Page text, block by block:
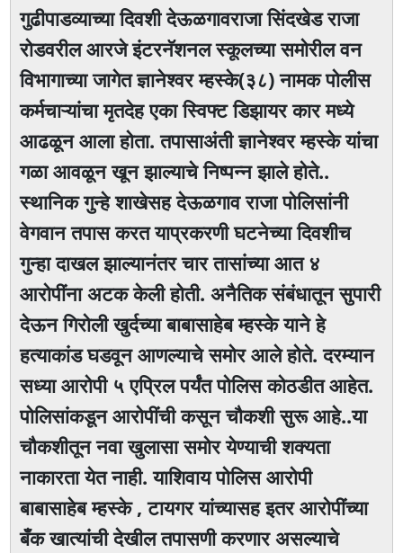
गुढीपाडव्याच्या दिवशी देऊळगावराजा सिंदखेड राजा
रोडवरील आरजे इंटरनॅशनल स्कूलच्या समोरील वन
विभागाच्या जागेत ज्ञानेश्वर म्हस्के(३८) नामक पोलीस
कर्मचाऱ्यांचा मृतदेह एका स्विफ्ट डिझायर कार मध्ये
आढळून आला होता. तपासाअंती ज्ञानेश्वर म्हस्के यांचा
गळा आवळून खून झाल्याचे निष्पन्न झाले होते..
स्थानिक गुन्हे शाखेसह देऊळगाव राजा पोलिसांनी
वेगवान तपास करत याप्रकरणी घटनेच्या दिवशीच
गुन्हा दाखल झाल्यानंतर चार तासांच्या आत ४
आरोपींना अटक केली होती. अनैतिक संबंधातून सुपारी
देऊन गिरोली खुर्दच्या बाबासाहेब म्हस्के याने हे
हत्याकांड घडवून आणल्याचे समोर आले होते. दरम्यान
सध्या आरोपी ५ एप्रिल पर्यंत पोलिस कोठडीत आहेत.
पोलिसांकडून आरोपींची कसून चौकशी सुरू आहे..या
चौकशीतून नवा खुलासा समोर येण्याची शक्यता
नाकारता येत नाही. याशिवाय पोलिस आरोपी
बाबासाहेब म्हस्के , टायगर यांच्यासह इतर आरोपींच्या
बँक खात्यांची देखील तपासणी करणार असल्याचे